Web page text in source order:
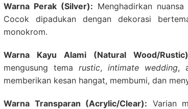
Warna Perak (Silver): Menghadirkan
Cocok dipadukan dengan dekorasi
monokrom.
Warna Kayu Alami (Natural Wood/
mengusung tema rustic, intimate wedding,
memberikan kesan hangat, membumi, dan
Warna Transparan (Acrylic/Clear): Varian